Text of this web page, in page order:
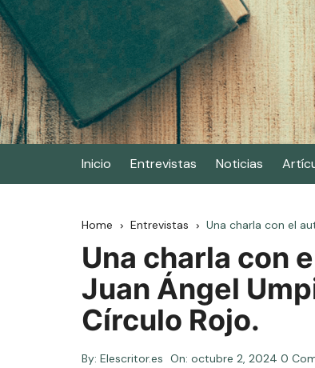
Skip
to
content
Elescritor.es
El periódico digital de los escritores
Inicio Entrevistas Noticias
Home Entrevistas Una charla con el
Una charla con
Juan Ángel
Círculo Rojo.
By: Elescritor.es On: octubre 2, 2024 0